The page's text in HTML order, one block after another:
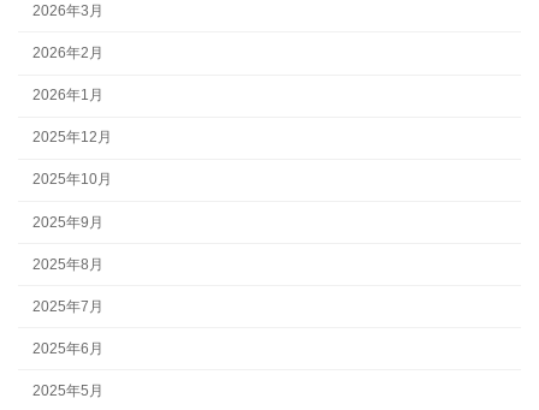
2026年3月
2026年2月
2026年1月
2025年12月
2025年10月
2025年9月
2025年8月
2025年7月
2025年6月
2025年5月